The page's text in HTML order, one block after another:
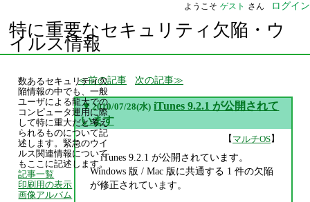
ようこそ ゲスト さん ログイン
特に重要なセキュリティ欠陥・ウ
イルス情報
前の記事 次の記事
▼ 2010/07/28(水) iTunes 9.2.1 が公開されて
います
【マルチOS】
iTunes 9.2.1 が公開されています。
Windows 版 / Mac 版に共通する 1 件の欠陥
が修正されています。
数あるセキュリティ欠
陥情報の中でも、一般
ユーザによる龍大での
コンピュータ運用に際
して特に重大だと考え
られるものについて記
述します。緊急のウイ
ルス関連情報について
もここに記述します。
記事一覧
印刷用の表示
画像アルバム